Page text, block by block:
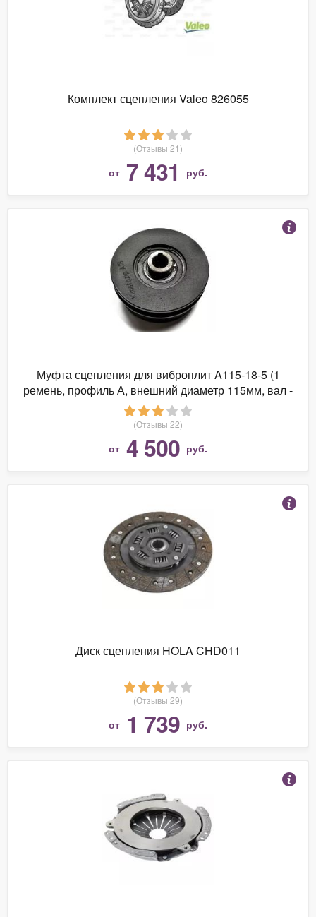
Комплект сцепления Valeo 826055
(Отзывы 21)
от 7 431 руб.
Муфта сцепления для виброплит A115-18-5 (1
ремень, профиль А, внешний диаметр 115мм, вал -
18,5мм.
(Отзывы 22)
от 4 500 руб.
Диск сцепления HOLA CHD011
(Отзывы 29)
от 1 739 руб.